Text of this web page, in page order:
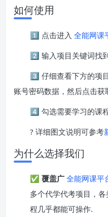
如何使用
1️⃣ 点击进入 全能网课
2️⃣ 输入项目关键词找
3️⃣ 仔细查看下方的项
账号密码数据，然后点击获
4️⃣ 勾选需要学习的课
? 详细图文说明可参考
为什么选择我们
✅ 覆盖广 全能网课平
多个代学代考项目，
程几乎都能可操作.